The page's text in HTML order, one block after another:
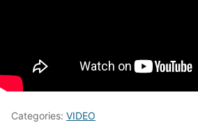
Categories: VIDEO